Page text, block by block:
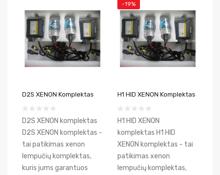
D2S XENON Komplektas
D2S XENON komplektas
D2S XENON komplektas -
tai patikimas xenon
lempučių komplektas,
kuris jums garantuos
-19%
H1 HID XENON Komplektas
H1 HID XENON
komplektas H1 HID
XENON komplektas - tai
patikimas xenon
lempučių komplektas,